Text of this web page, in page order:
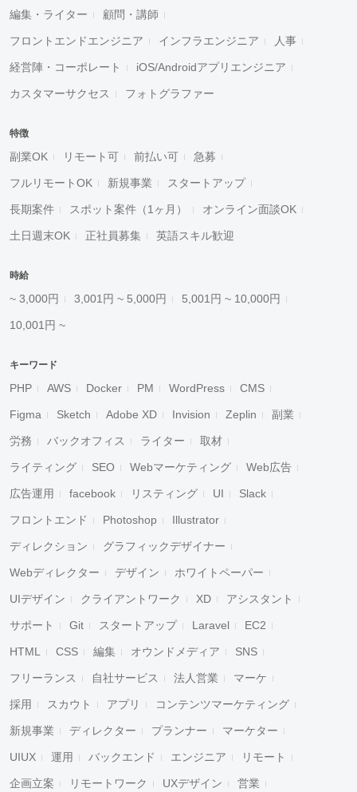
編集・ライター 顧問・講師
フロントエンドエンジニア インフラエンジニア 人事
経営陣・コーポレート iOS/Androidアプリエンジニア
カスタマーサクセス フォトグラファー
特徴
副業OK リモート可 前払い可 急募
フルリモートOK 新規事業 スタートアップ
長期案件 スポット案件（1ヶ月） オンライン面談OK
土日週末OK 正社員募集 英語スキル歓迎
時給
~ 3,000円 3,001円 ~ 5,000円 5,001円 ~ 10,000円
10,001円 ~
キーワード
PHP AWS Docker PM WordPress CMS
Figma Sketch Adobe XD Invision Zeplin 副業
労務 バックオフィス ライター 取材
ライティング SEO Webマーケティング Web広告
広告運用 facebook リスティング UI Slack
フロントエンド Photoshop Illustrator
ディレクション グラフィックデザイナー
Webディレクター デザイン ホワイトペーパー
UIデザイン クライアントワーク XD アシスタント
サポート Git スタートアップ Laravel EC2
HTML CSS 編集 オウンドメディア SNS
フリーランス 自社サービス 法人営業 マーケ
採用 スカウト アプリ コンテンツマーケティング
新規事業 ディレクター プランナー マーケター
UIUX 運用 バックエンド エンジニア リモート
企画立案 リモートワーク UXデザイン 営業